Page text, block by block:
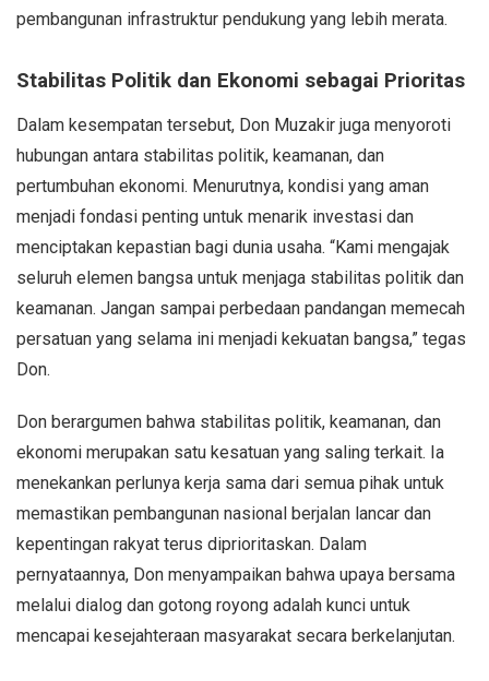
pembangunan infrastruktur pendukung yang lebih merata.
Stabilitas Politik dan Ekonomi sebagai Prioritas
Dalam kesempatan tersebut, Don Muzakir juga menyoroti
hubungan antara stabilitas politik, keamanan, dan
pertumbuhan ekonomi. Menurutnya, kondisi yang aman
menjadi fondasi penting untuk menarik investasi dan
menciptakan kepastian bagi dunia usaha. “Kami mengajak
seluruh elemen bangsa untuk menjaga stabilitas politik dan
keamanan. Jangan sampai perbedaan pandangan memecah
persatuan yang selama ini menjadi kekuatan bangsa,” tegas
Don.
Don berargumen bahwa stabilitas politik, keamanan, dan
ekonomi merupakan satu kesatuan yang saling terkait. Ia
menekankan perlunya kerja sama dari semua pihak untuk
memastikan pembangunan nasional berjalan lancar dan
kepentingan rakyat terus diprioritaskan. Dalam
pernyataannya, Don menyampaikan bahwa upaya bersama
melalui dialog dan gotong royong adalah kunci untuk
mencapai kesejahteraan masyarakat secara berkelanjutan.